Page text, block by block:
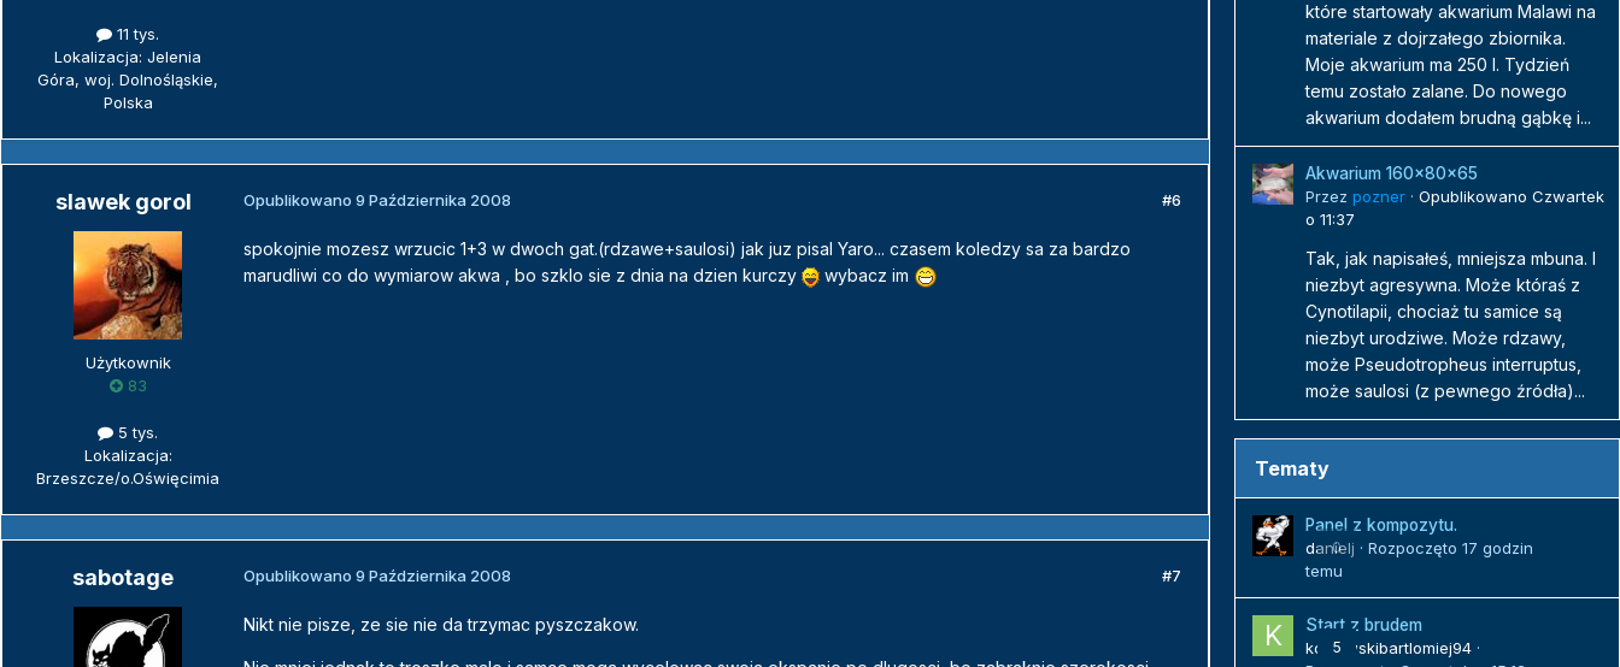
11 tys.
Lokalizacja: Jelenia
Góra, woj. Dolnośląskie,
Polska
slawek gorol
Użytkownik
83
5 tys.
Lokalizacja:
Brzeszcze/o.Oświęcimia
#6
Opublikowano 9 Października 2008
spokojnie mozesz wrzucic 1+3 w dwoch gat.(rdzawe+saulosi) jak juz pisal Yaro... czasem koledzy sa za bardzo
marudliwi co do wymiarow akwa , bo szklo sie z dnia na dzien kurczy
wybacz im
sabotage #7
Opublikowano 9 Października 2008
Nikt nie pisze, ze sie nie da trzymac pyszczakow.
które startowały akwarium Malawi na
materiale z dojrzałego zbiornika.
Moje akwarium ma 250 l. Tydzień
temu zostało zalane. Do nowego
akwarium dodałem brudną gąbkę i...
Akwarium 160x80x65
Przez pozner · Opublikowano Czwartek
o 11:37
Tak, jak napisałeś, mniejsza mbuna. I
niezbyt agresywna. Może któraś z
Cynotilapii, chociaż tu samice są
niezbyt urodziwe. Może rdzawy,
może Pseudotropheus interruptus,
może saulosi (z pewnego źródła)...
Tematy
0
Panel z kompozytu.
danielj · Rozpoczęto 17 godzin
temu
5
Start z brudem
kozlowskibartlomiej94 ·